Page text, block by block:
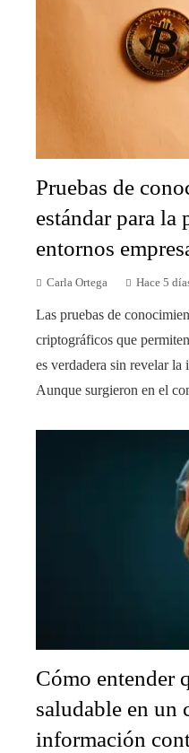
Pruebas de
estándar para la
entornos
Carla Ortega Hace 5
Las pruebas de
criptográficos que
es verdadera sin revelar la
Aunque surgieron en el
Cómo entender
saludable en un
información